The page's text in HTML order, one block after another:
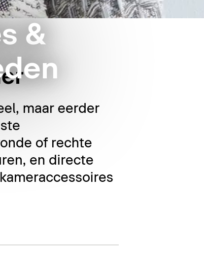
&
maar eerder
of rechte
en directe